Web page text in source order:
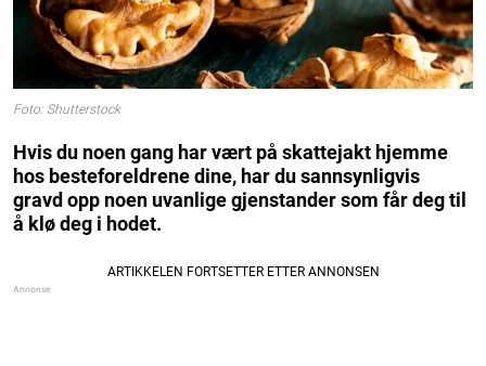
Foto: Shutterstock
Hvis du noen gang har vært på skattejakt hjemme
hos besteforeldrene dine, har du sannsynligvis
gravd opp noen uvanlige gjenstander som får deg til
å klø deg i hodet.